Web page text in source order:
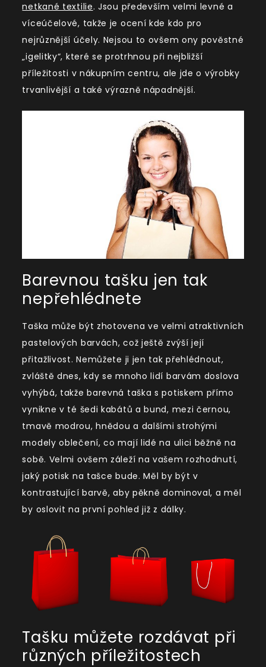
netkané textilie. Jsou především velmi levné a
víceúčelové, takže je ocení kde kdo pro
nejrůznější účely. Nejsou to ovšem ony pověstné
„igelitky“, které se protrhnou při nejbližší
příležitosti v nákupním centru, ale jde o výrobky
trvanlivější a také výrazně nápadnější.
Barevnou tašku jen tak
nepřehlédnete
Taška může být zhotovena ve velmi atraktivních
pastelových barvách, což ještě zvýší její
přitažlivost. Nemůžete ji jen tak přehlédnout,
zvláště dnes, kdy se mnoho lidí barvám doslova
vyhýbá, takže barevná taška s potiskem přímo
vynikne v té šedi kabátů a bund, mezi černou,
tmavě modrou, hnědou a dalšími strohými
modely oblečení, co mají lidé na ulici běžně na
sobě. Velmi ovšem záleží na vašem rozhodnutí,
jaký potisk na tašce bude. Měl by být v
kontrastující barvě, aby pěkně dominoval, a měl
by oslovit na první pohled již z dálky.
Tašku můžete rozdávat při
různých příležitostech